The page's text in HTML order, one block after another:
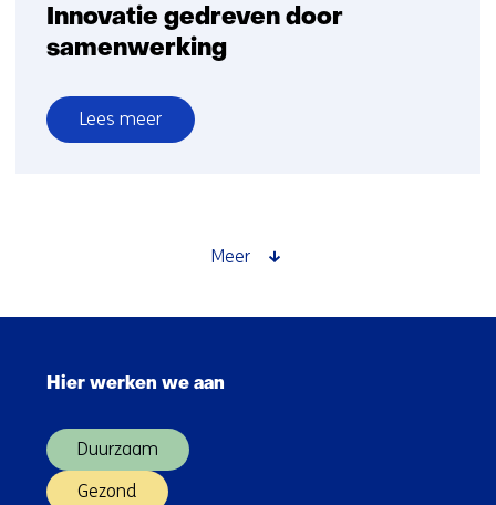
Innovatie gedreven door
samenwerking
Lees meer
over
Meer
Hier werken we aan
Duurzaam
Gezond